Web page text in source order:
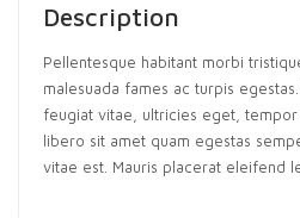
Description
Pellentesque habitant morbi
malesuada fames ac turpis
feugiat vitae, ultricies eget,
libero sit amet quam egestas
vitae est. Mauris placerat eleifend